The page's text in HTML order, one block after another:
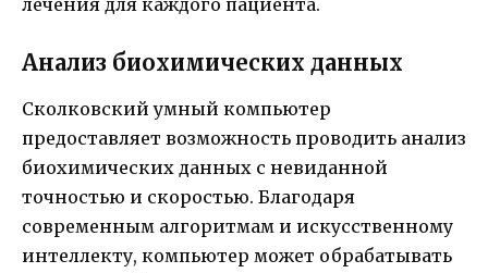
лечения для каждого пациента.
Анализ биохимических данных
Сколковский умный компьютер
предоставляет возможность проводить анализ
биохимических данных с невиданной
точностью и скоростью. Благодаря
современным алгоритмам и искусственному
интеллекту, компьютер может обрабатывать